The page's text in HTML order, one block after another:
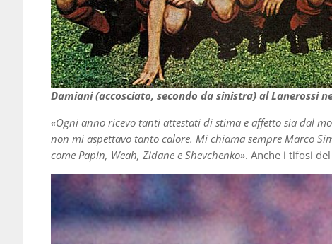
Damiani (accosciato, secondo da sinistra) al Lanerossi
«Ogni anno ricevo tanti attestati di stima e affetto sia dal
non mi aspettavo tanto calore. Mi chiama sempre Marco
come Papin, Weah, Zidane e Shevchenko». Anche i tifosi